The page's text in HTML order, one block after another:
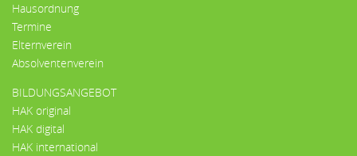
Hausordnung
Termine
Elternverein
Absolventenverein
BILDUNGSANGEBOT
HAK original
HAK digital
HAK international